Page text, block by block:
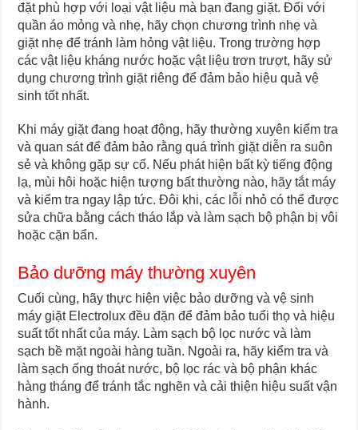
đặt phù hợp với loại vật liệu mà bạn đang giặt. Đối với
quần áo mỏng và nhẹ, hãy chọn chương trình nhẹ và
giặt nhẹ để tránh làm hỏng vật liệu. Trong trường hợp
các vật liệu kháng nước hoặc vật liệu trơn trượt, hãy sử
dụng chương trình giặt riêng để đảm bảo hiệu quả vệ
sinh tốt nhất.
Khi máy giặt đang hoạt động, hãy thường xuyên kiểm tra
và quan sát để đảm bảo rằng quá trình giặt diễn ra suôn
sẻ và không gặp sự cố. Nếu phát hiện bất kỳ tiếng động
lạ, mùi hôi hoặc hiện tượng bất thường nào, hãy tắt máy
và kiểm tra ngay lập tức. Đôi khi, các lỗi nhỏ có thể được
sửa chữa bằng cách tháo lắp và làm sạch bộ phận bị vôi
hoặc cặn bẩn.
Bảo dưỡng máy thường xuyên
Cuối cùng, hãy thực hiện việc bảo dưỡng và vệ sinh
máy giặt Electrolux đều đặn để đảm bảo tuổi thọ và hiệu
suất tốt nhất của máy. Làm sạch bộ lọc nước và làm
sạch bề mặt ngoài hàng tuần. Ngoài ra, hãy kiểm tra và
làm sạch ống thoát nước, bộ lọc rác và bộ phận khác
hàng tháng để tránh tắc nghẽn và cải thiện hiệu suất vận
hành.